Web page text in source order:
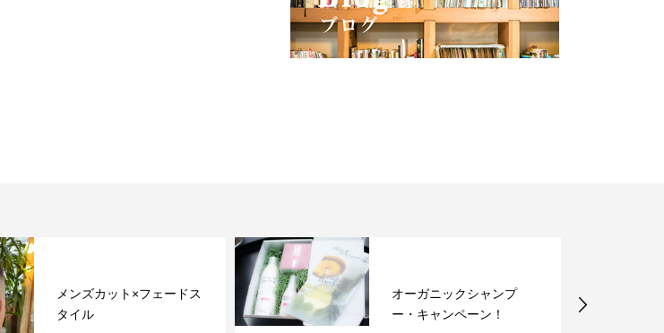
メンズカット×フェードス
タイル
オーガニックシャンプ
ー・キャンペーン！